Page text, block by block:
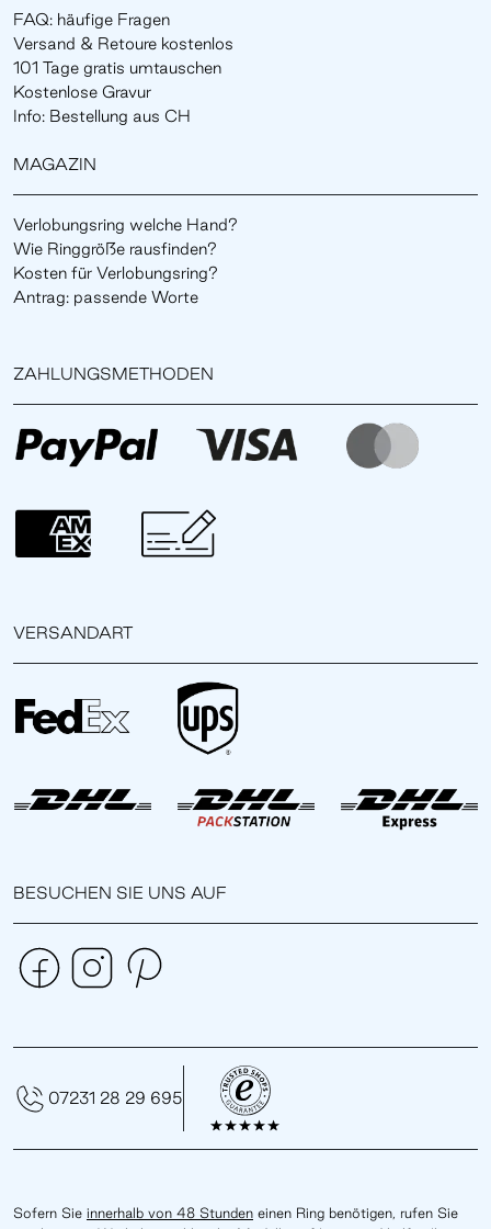
FAQ: häufige Fragen
Versand & Retoure kostenlos
101 Tage gratis umtauschen
Kostenlose Gravur
Info: Bestellung aus CH
MAGAZIN
Verlobungsring welche Hand?
Wie Ringgröße rausfinden?
Kosten für Verlobungsring?
Antrag: passende Worte
ZAHLUNGSMETHODEN
VERSANDART
BESUCHEN SIE UNS AUF
Sofern Sie innerhalb von 48 Stunden einen Ring benötigen, rufen Sie
07231 28 29 695